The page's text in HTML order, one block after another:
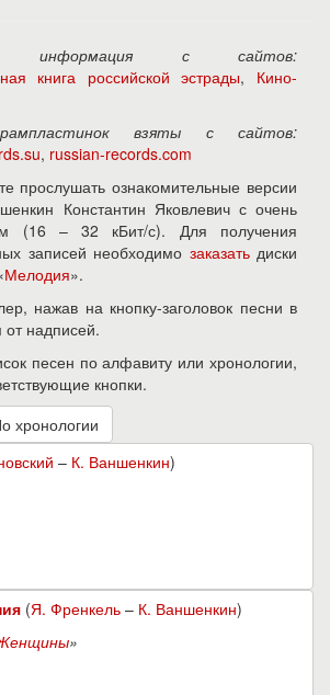
информация с сайтов:
книга российской эстрады, Кино-
взяты с сайтов:
, russian-records.com
прослушать ознакомительные версии
Константин Яковлевич с очень
(16 – 32 кБит/с). Для получения
записей необходимо заказатьдиски
Мелодия».
нажав на кнопку-заголовок песни в
надписей.
песен по алфавиту или хронологии,
кнопки.
– К. Ваншенкин)
(Я. Френкель – К. Ваншенкин)
»